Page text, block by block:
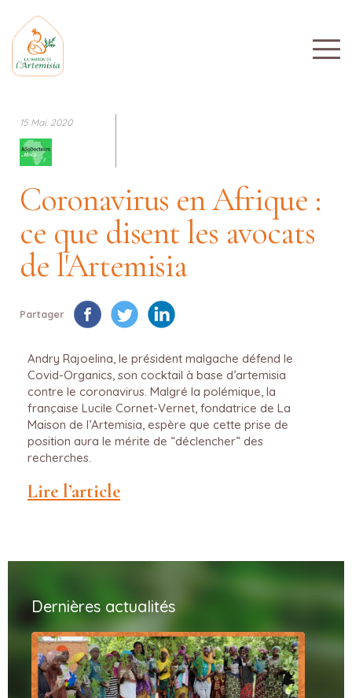
15 Mai. 2020
Coronavirus en Afrique :
ce que disent les avocats
de l'Artemisia
Partager
Andry Rajoelina, le président malgache défend le
Covid-Organics, son cocktail à base d’artemisia
contre le coronavirus. Malgré la polémique, la
française Lucile Cornet-Vernet, fondatrice de La
Maison de l’Artemisia, espère que cette prise de
position aura le mérite de “déclencher” des
recherches.
Lire l’article
Dernières actualités